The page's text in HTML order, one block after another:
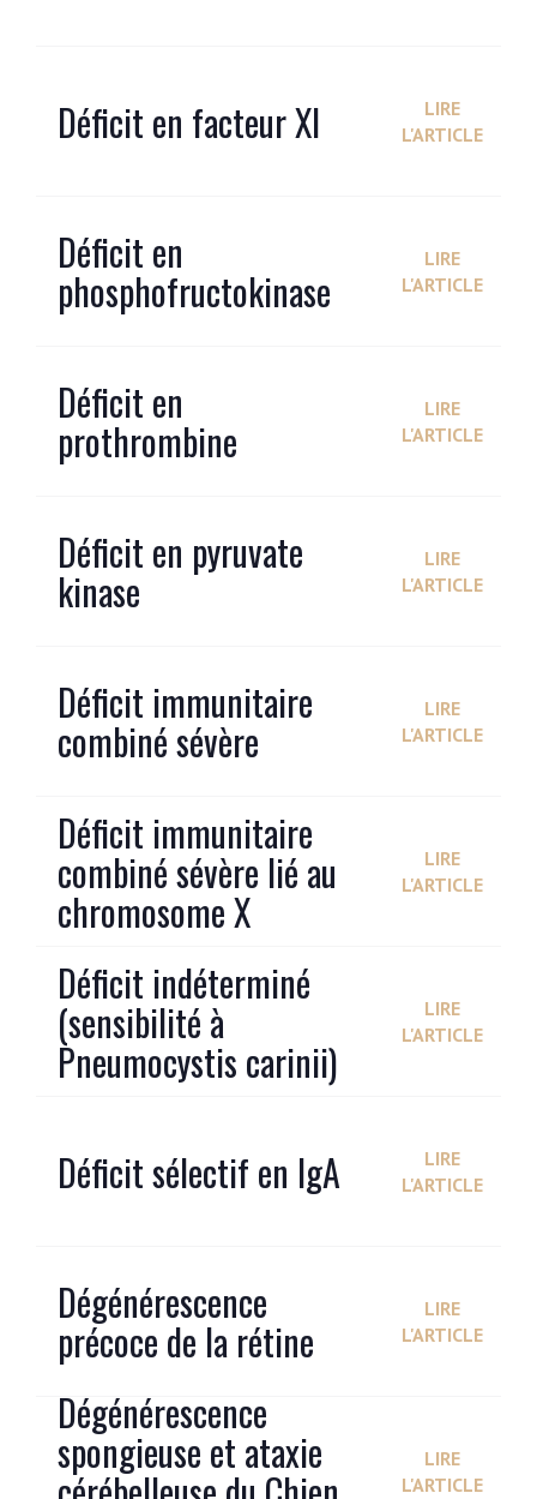
Déficit en facteur XI
LIRE
L'ARTICLE
Déficit en
phosphofructokinase
LIRE
L'ARTICLE
Déficit en
prothrombine
LIRE
L'ARTICLE
Déficit en pyruvate
kinase
LIRE
L'ARTICLE
Déficit immunitaire
combiné sévère
LIRE
L'ARTICLE
Déficit immunitaire
combiné sévère lié au
chromosome X
LIRE
L'ARTICLE
Déficit indéterminé
(sensibilité à
Pneumocystis carinii)
LIRE
L'ARTICLE
Déficit sélectif en IgA
LIRE
L'ARTICLE
Dégénérescence
précoce de la rétine
LIRE
L'ARTICLE
Dégénérescence
spongieuse et ataxie
LIRE
L'ARTICLE